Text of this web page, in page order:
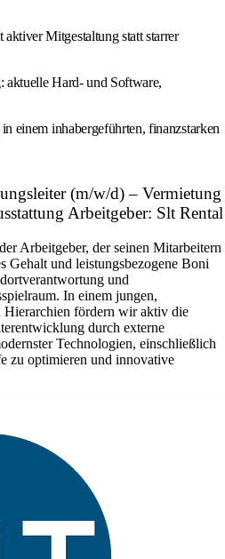
aktiver Mitgestaltung statt starrer
aktuelle Hard- und Software,
einem inhabergeführten, finanzstarken
(m/w/d) – Vermietung
Arbeitgeber: Slt Rental
Arbeitgeber, der seinen Mitarbeitern
Gehalt und leistungsbezogene Boni
und
In einem jungen,
Hierarchien fördern wir aktiv die
durch externe
Technologien, einschließlich
zu optimieren und innovative